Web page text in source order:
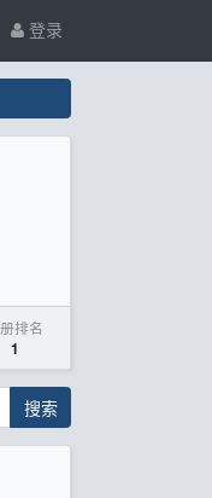
登录
排名
1
搜索